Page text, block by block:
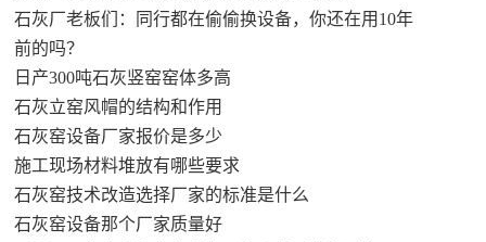
石灰厂老板们：同行都在偷偷换设备，你还在用10年
前的吗？
日产300吨石灰竖窑窑体多高
石灰立窑风帽的结构和作用
石灰窑设备厂家报价是多少
施工现场材料堆放有哪些要求
石灰窑技术改造选择厂家的标准是什么
石灰窑设备那个厂家质量好